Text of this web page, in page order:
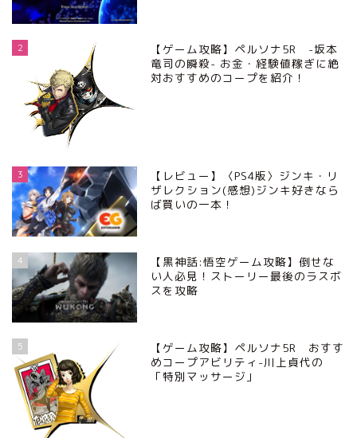
2
【ゲーム攻略】ペルソナ5R -坂本
竜司の瞬殺- お金・経験値稼ぎに絶
対おすすめのコープを紹介！
3
【レビュー】〈PS4版〉ジンキ・リ
ザレクション(感想)ジンキ好きなら
ば買いの一本！
4
【黒神話:悟空ゲーム攻略】倒せな
い人必見！ストーリー最後のラスボ
スを攻略
5
【ゲーム攻略】ペルソナ5R おすす
めコープアビリティ-川上貞代の
「特別マッサージ」